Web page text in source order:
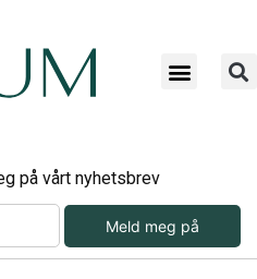
på vårt nyhetsbrev
Meld meg på